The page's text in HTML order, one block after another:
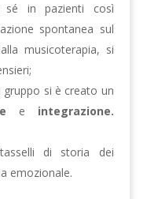
in pazienti così
spontanea sul
musicoterapia, si
si è creato un
e integrazione.
di storia dei
emozionale.